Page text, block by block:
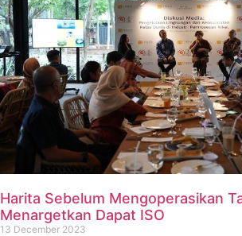
Harita Sebelum Mengoperasikan
Menargetkan Dapat ISO
13 December 2023